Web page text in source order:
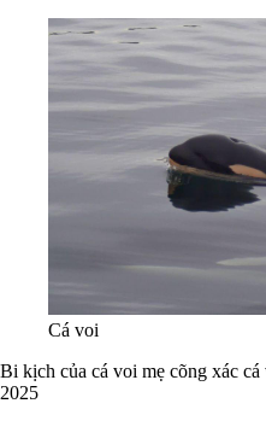
Cá voi
Bi kịch của cá voi mẹ cõng xác
2025